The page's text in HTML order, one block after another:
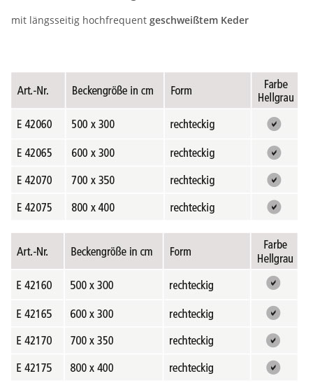
mit längsseitig hochfrequent geschweißtem Keder